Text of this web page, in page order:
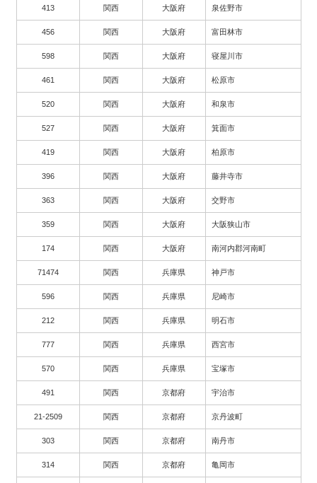
413 関西 大阪府 泉佐野市
456 関西 大阪府 富田林市
598 関西 大阪府 寝屋川市
461 関西 大阪府 松原市
520 関西 大阪府 和泉市
527 関西 大阪府 箕面市
419 関西 大阪府 柏原市
396 関西 大阪府 藤井寺市
363 関西 大阪府 交野市
359 関西 大阪府 大阪狭山市
174 関西 大阪府 南河内郡河南町
71474 関西 兵庫県 神戸市
596 関西 兵庫県 尼崎市
212 関西 兵庫県 明石市
777 関西 兵庫県 西宮市
570 関西 兵庫県 宝塚市
491 関西 京都府 宇治市
21-2509 関西 京都府 京丹波町
303 関西 京都府 南丹市
314 関西 京都府 亀岡市